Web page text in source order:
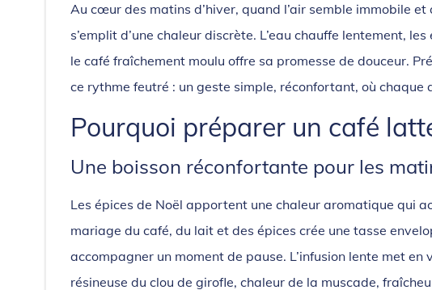
Au cœur des matins d’hiver, quand l’air semble immobile
s’emplit d’une chaleur discrète. L’eau chauffe lentement,
le café fraîchement moulu offre sa promesse de douceur.
ce rythme feutré : un geste simple, réconfortant, où chaque
Pourquoi préparer un café
Une boisson réconfortante pour les
Les épices de Noël apportent une chaleur aromatique qui
mariage du café, du lait et des épices crée une tasse
accompagner un moment de pause. L’infusion lente met
résineuse du clou de girofle, chaleur de la muscade,